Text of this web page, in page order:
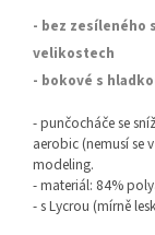
- bez zesíleného
velikostech
- bokové s
- punčocháče se
aerobic (nemusí se
modeling.
- materiál: 84%
- s Lycrou (mírně